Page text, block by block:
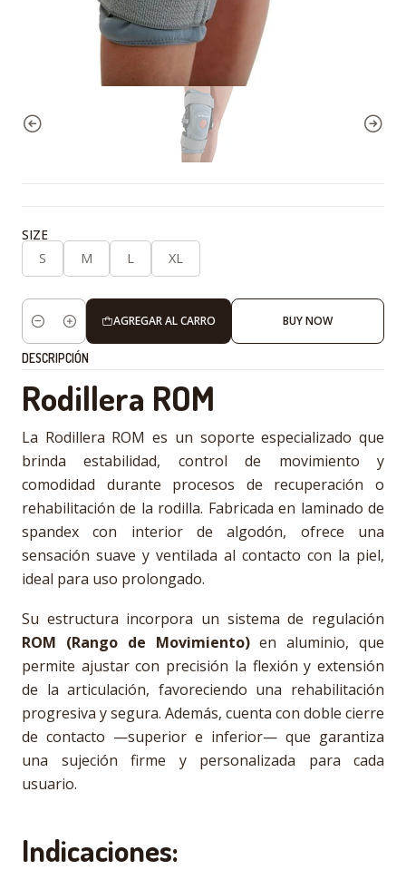
SIZE
S
M L XL
Cantidad
AGREGAR AL CARRO BUY NOW
DESCRIPCIÓN
Rodillera ROM
La Rodillera ROM es un soporte especializado que
brinda estabilidad, control de movimiento y
comodidad durante procesos de recuperación o
rehabilitación de la rodilla. Fabricada en laminado de
spandex con interior de algodón, ofrece una
sensación suave y ventilada al contacto con la piel,
ideal para uso prolongado.
Su estructura incorpora un sistema de regulación
ROM (Rango de Movimiento)en aluminio, que
permite ajustar con precisión la flexión y extensión
de la articulación, favoreciendo una rehabilitación
progresiva y segura. Además, cuenta con doble cierre
de contacto —superior e inferior— que garantiza
una sujeción firme y personalizada para cada
usuario.
Indicaciones: